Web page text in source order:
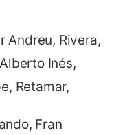
Andreu, Rivera,
Inés,
Retamar,
Fran